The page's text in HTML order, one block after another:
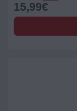
15,99€